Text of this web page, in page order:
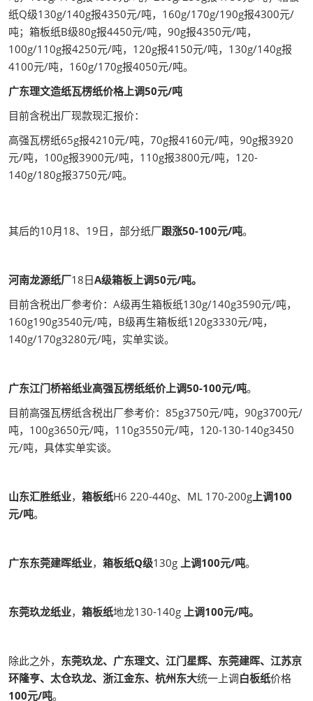
纸Q级130g/140g报4350元/吨，160g/170g/190g报4300元/
吨；箱板纸B级80g报4450元/吨，90g报4350元/吨，
100g/110g报4250元/吨，120g报4150元/吨，130g/140g报
4100元/吨，160g/170g报4050元/吨。
广东理文造纸瓦楞纸价格上调50元/吨
目前含税出厂现款现汇报价：
高强瓦楞纸65g报4210元/吨，70g报4160元/吨，90g报3920
元/吨，100g报3900元/吨，110g报3800元/吨，120-
140g/180g报3750元/吨。
其后的10月18、19日，部分纸厂跟涨50-100元/吨。
河南龙源纸厂18日A级箱板上调50元/吨。
目前含税出厂参考价：A级再生箱板纸130g/140g3590元/吨，
160g190g3540元/吨，B级再生箱板纸120g3330元/吨，
140g/170g3280元/吨，实单实谈。
广东江门桥裕纸业高强瓦楞纸纸价上调50-100元/吨。
目前高强瓦楞纸含税出厂参考价：85g3750元/吨，90g3700元/
吨，100g3650元/吨，110g3550元/吨，120-130-140g3450
元/吨，具体实单实谈。
山东汇胜纸业， 箱板纸H6 220-440g、ML 170-200g 上调100
元/吨。
广东东莞建晖纸业， 箱板纸Q级130g 上调100元/吨。
东莞玖龙纸业， 箱板纸地龙130-140g 上调100元/吨。
除此之外， 东莞玖龙、广东理文、江门星辉、东莞建晖、江苏京
环隆亨、太仓玖龙、浙江金东、杭州东大统一上调白板纸价格
100元/吨。